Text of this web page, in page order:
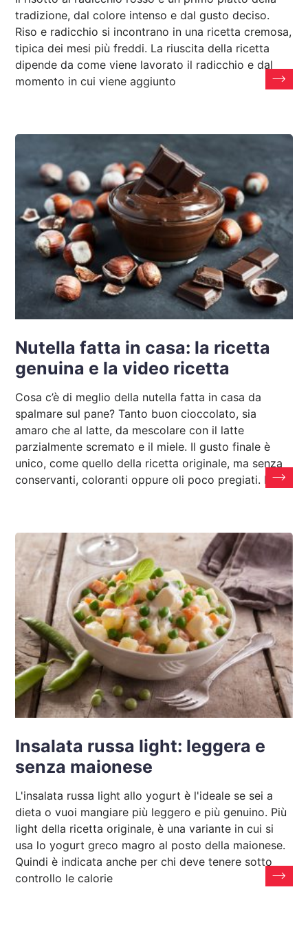
tradizione, dal colore intenso e dal gusto deciso.
Riso e radicchio si incontrano in una ricetta cremosa,
tipica dei mesi più freddi. La riuscita della ricetta
dipende da come viene lavorato il radicchio e dal
momento in cui viene aggiunto
Nutella fatta in casa: la ricetta
genuina e la video ricetta
Cosa c’è di meglio della nutella fatta in casa da
spalmare sul pane? Tanto buon cioccolato, sia
amaro che al latte, da mescolare con il latte
parzialmente scremato e il miele. Il gusto finale è
unico, come quello della ricetta originale, ma senza
conservanti, coloranti oppure oli poco pregiati. Per
Insalata russa light: leggera e
senza maionese
L'insalata russa light allo yogurt è l'ideale se sei a
dieta o vuoi mangiare più leggero e più genuino. Più
light della ricetta originale, è una variante in cui si
usa lo yogurt greco magro al posto della maionese.
Quindi è indicata anche per chi deve tenere sotto
controllo le calorie